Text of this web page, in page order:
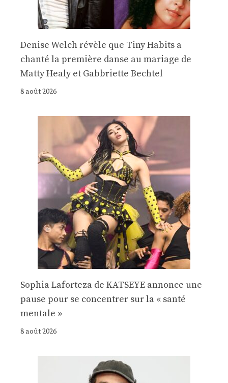
Denise Welch révèle que Tiny Habits a
chanté la première danse au mariage de
Matty Healy et Gabbriette Bechtel
8 août 2026
Sophia Laforteza de KATSEYE annonce une
pause pour se concentrer sur la « santé
mentale »
8 août 2026